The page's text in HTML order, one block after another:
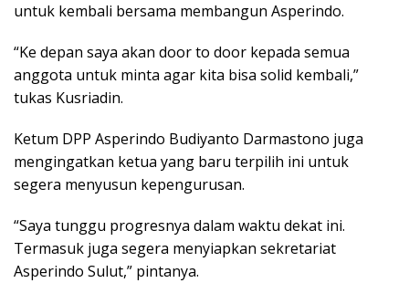
untuk kembali bersama membangun Asperindo.
“Ke depan saya akan door to door kepada semua
anggota untuk minta agar kita bisa solid kembali,”
tukas Kusriadin.
Ketum DPP Asperindo Budiyanto Darmastono juga
mengingatkan ketua yang baru terpilih ini untuk
segera menyusun kepengurusan.
“Saya tunggu progresnya dalam waktu dekat ini.
Termasuk juga segera menyiapkan sekretariat
Asperindo Sulut,” pintanya.